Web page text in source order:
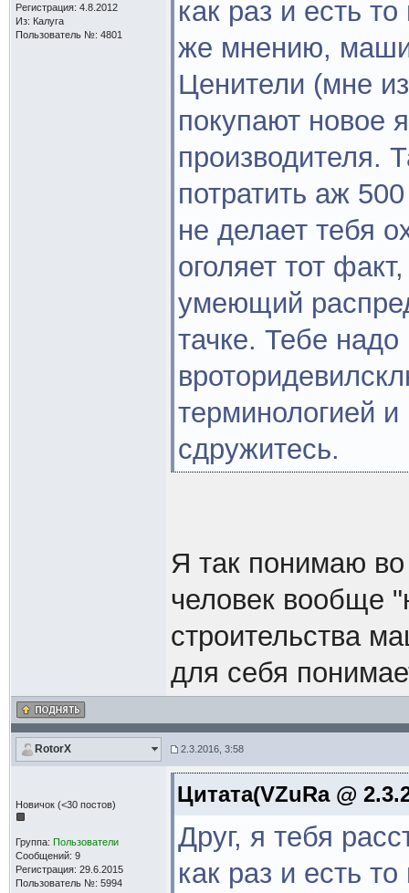
Регистрация: 4.8.2012
Из: Калуга
Пользователь №: 4801
как раз и есть
же мнению,
Ценители (мне
покупают новое
производителя.
потратить аж
не делает тебя
оголяет тот
умеющий
тачке. Тебе
терминологией
сдружитесь.
Я так понимаю во
человек вообще
строительства
для себя
RotorX 2.3.2016, 3:58
Новичок (<30 постов)
Группа: Пользователи
Сообщений: 9
Регистрация: 29.6.2015
Пользователь №: 5994
Цитата(VZuRa @
Друг, я тебя
как раз и есть